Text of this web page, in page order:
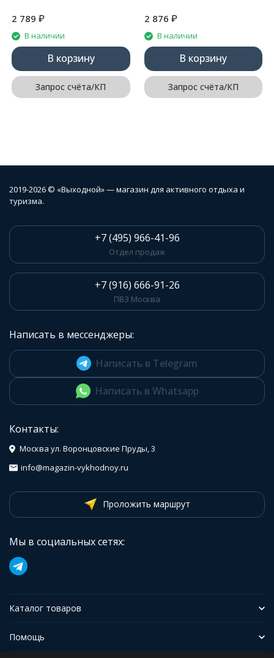
2 789 ₽
В наличии
В корзину
Запрос счёта/КП
2 876 ₽
В наличии
В корзину
Запрос счёта/КП
2019-2026 © «Выходной» — магазин для активного отдыха и
туризма.
+7 (495) 966-41-96
Отдел продаж
+7 (916) 666-91-26
ПВЗ Москва
Написать в мессенджеры:
Написать в Telegram
Написать в Whatsapp
Контакты:
Москва ул. Воронцовские Пруды, 3
info@magazin-vykhodnoy.ru
Проложить маршрут
Мы в социальных сетях:
Каталог товаров
Помощь